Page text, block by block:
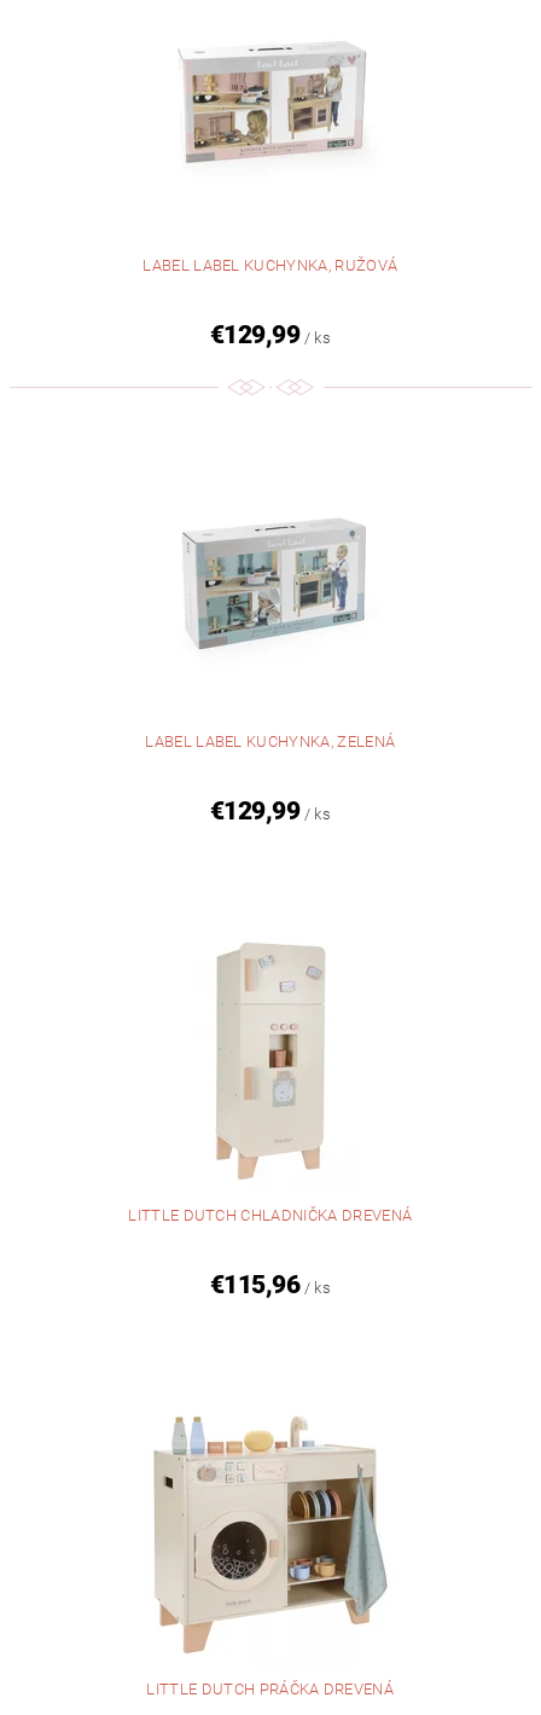
LABEL LABEL KUCHYNKA, RUŽOVÁ
€129,99 / ks
LABEL LABEL KUCHYNKA, ZELENÁ
€129,99 / ks
LITTLE DUTCH CHLADNIČKA DREVENÁ
€115,96 / ks
LITTLE DUTCH PRÁČKA DREVENÁ